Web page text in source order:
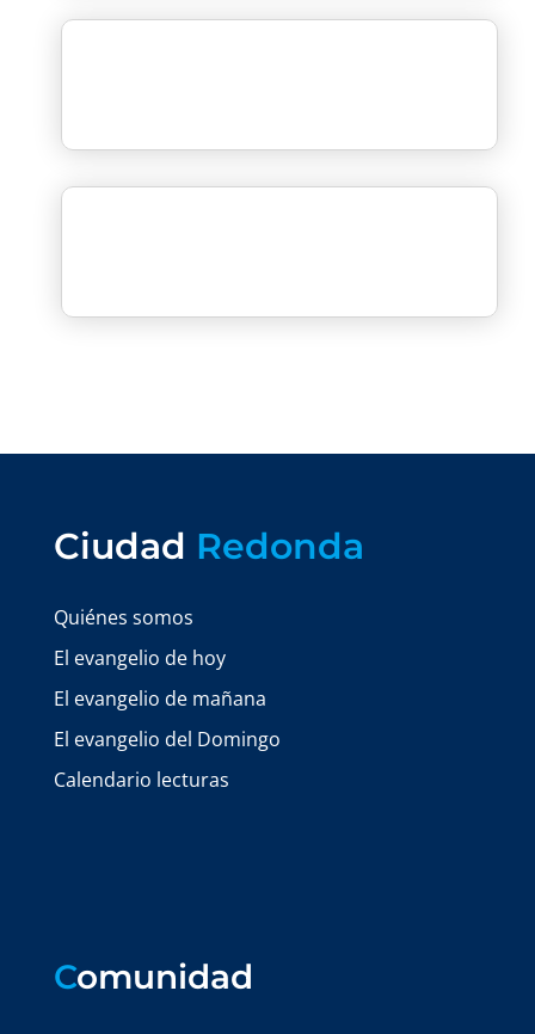
Ciudad Redonda
Quiénes somos
El evangelio de hoy
El evangelio de mañana
El evangelio del Domingo
Calendario lecturas
Comunidad